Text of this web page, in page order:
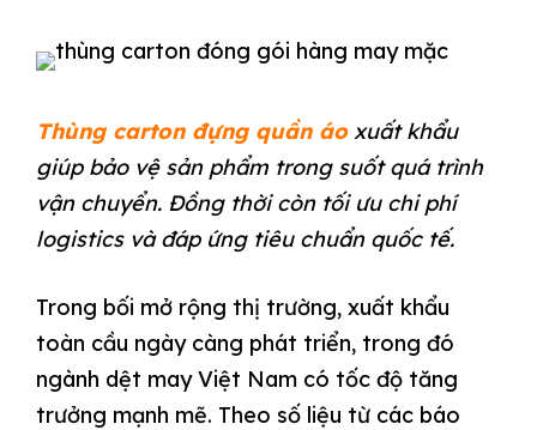
Thùng carton đựng quần áoxuất khẩu
giúp bảo vệ sản phẩm trong suốt quá trình
vận chuyển. Đồng thời còn tối ưu chi phí
logistics và đáp ứng tiêu chuẩn quốc tế.
Trong bối mở rộng thị trường, xuất khẩu
toàn cầu ngày càng phát triển, trong đó
ngành dệt may Việt Nam có tốc độ tăng
trưởng mạnh mẽ. Theo số liệu từ các báo